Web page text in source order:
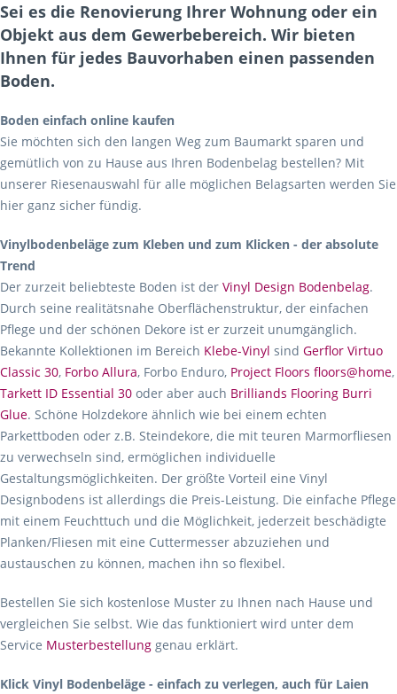
Sei es die Renovierung Ihrer Wohnung oder ein
Objekt aus dem Gewerbebereich. Wir bieten
Ihnen für jedes Bauvorhaben einen passenden
Boden.
Boden einfach online kaufen
Sie möchten sich den langen Weg zum Baumarkt sparen und
gemütlich von zu Hause aus Ihren Bodenbelag bestellen? Mit
unserer Riesenauswahl für alle möglichen Belagsarten werden Sie
hier ganz sicher fündig.
Vinylbodenbeläge zum Kleben und zum Klicken - der absolute
Trend
Der zurzeit beliebteste Boden ist der Vinyl Design Bodenbelag.
Durch seine realitätsnahe Oberflächenstruktur, der einfachen
Pflege und der schönen Dekore ist er zurzeit unumgänglich.
Bekannte Kollektionen im Bereich Klebe-Vinyl sind Gerflor Virtuo
Classic 30, Forbo Allura, Forbo Enduro, Project Floors floors@home,
Tarkett ID Essential 30 oder aber auch Brilliands Flooring Burri
Glue. Schöne Holzdekore ähnlich wie bei einem echten
Parkettboden oder z.B. Steindekore, die mit teuren Marmorfliesen
zu verwechseln sind, ermöglichen individuelle
Gestaltungsmöglichkeiten. Der größte Vorteil eine Vinyl
Designbodens ist allerdings die Preis-Leistung. Die einfache Pflege
mit einem Feuchttuch und die Möglichkeit, jederzeit beschädigte
Planken/Fliesen mit eine Cuttermesser abzuziehen und
austauschen zu können, machen ihn so flexibel.
Bestellen Sie sich kostenlose Muster zu Ihnen nach Hause und
vergleichen Sie selbst. Wie das funktioniert wird unter dem
Service Musterbestellung genau erklärt.
Klick Vinyl Bodenbeläge - einfach zu verlegen, auch für Laien